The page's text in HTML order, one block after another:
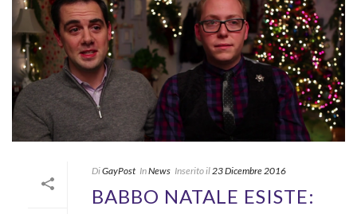
DiGayPost InNews Inserito il 23 Dicembre 2016
BABBO NATALE ESISTE: